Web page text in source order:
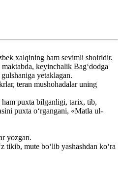
xalqining ham sevimli shoiridir.
keyinchalik Bag‘dodga
yetaklagan.
teran mushohadalar uning
puxta bilganligi, tarix, tib,
puxta o‘rgangani, «Matla ul-
yozgan.
tikib, mute bo‘lib yashashdan ko‘ra